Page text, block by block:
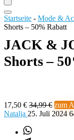
Startseite - Mode &
Shorts – 50% Rabatt
JACK &
Shorts –
17,50 € 34,99 € zum
Natalja 25. Juli 2024